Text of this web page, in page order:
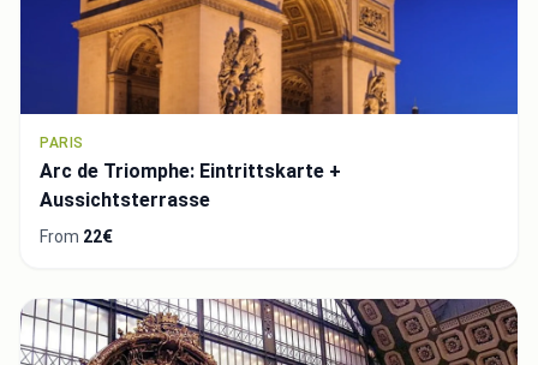
PARIS
Arc de Triomphe: Eintrittskarte +
Aussichtsterrasse
From 22€